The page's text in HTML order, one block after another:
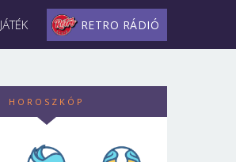
JÁTÉK RETRO RÁDIÓ
HOROSZKÓP